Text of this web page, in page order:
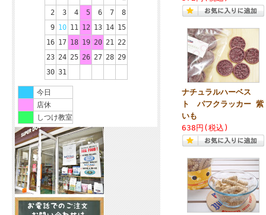
2
3 4 5 6 7
8
9 10 11 12 13 14 15
16 17 18 19 20 21 22
23 24 25 26 27 28 29
30 31
今日
店休
しつけ教室
ナチュラルハーベス
ト パフクラッカー 紫
いも
638円(税込)